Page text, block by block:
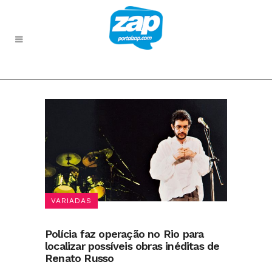
VARIADAS
Polícia faz operação no Rio para
localizar possíveis obras inéditas de
Renato Russo